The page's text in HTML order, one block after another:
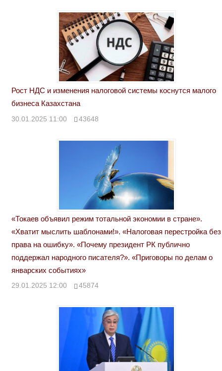
Рост НДС и изменения налоговой системы коснутся малого
бизнеса Казахстана
30.01.2025 11:00 43648
«Токаев объявил режим тотальной экономии в стране».
«Хватит мыслить шаблонами!». «Налоговая перестройка без
права на ошибку». «Почему президент РК публично
поддержал народного писателя?». «Приговоры по делам о
январских событиях»
29.01.2025 12:00 45874